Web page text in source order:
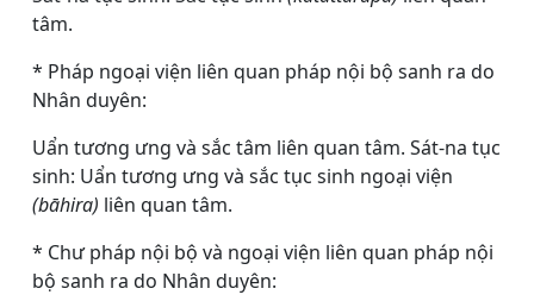
tâm.
* Pháp ngoại viện liên quan pháp nội bộ sanh ra do
Nhân duyên:
Uẩn tương ưng và sắc tâm liên quan tâm. Sát-na tục
sinh: Uẩn tương ưng và sắc tục sinh ngoại viện
(bāhira) liên quan tâm.
* Chư pháp nội bộ và ngoại viện liên quan pháp nội
bộ sanh ra do Nhân duyên: